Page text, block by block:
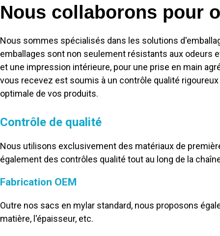
Nous collaborons pour
Nous sommes spécialisés dans les solutions
emballages sont non seulement résistants aux odeurs
et une impression intérieure, pour une prise en main
vous recevez est soumis à un contrôle qualité
optimale de vos produits.
Contrôle de qualité
Nous utilisons exclusivement des matériaux de
également des contrôles qualité tout au long de la
Fabrication OEM
Outre nos sacs en mylar standard, nous proposons
matière, l'épaisseur, etc.